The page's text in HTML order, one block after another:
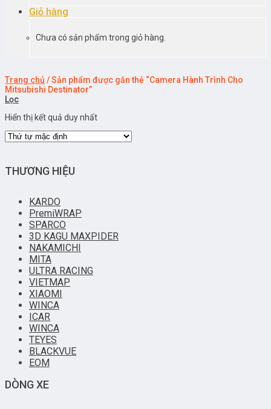
Giỏ hàng
Chưa có sản phẩm trong giỏ hàng.
Trang chủ /Sản phẩm được gắn thẻ “Camera Hành Trình Cho
Mitsubishi Destinator”
Lọc
Hiển thị kết quả duy nhất
THƯƠNG HIỆU
KARDO
PremiWRAP
SPARCO
3D KAGU MAXPIDER
NAKAMICHI
MITA
ULTRA RACING
VIETMAP
XIAOMI
WINCA
ICAR
WINCA
TEYES
BLACKVUE
EOM
DÒNG XE